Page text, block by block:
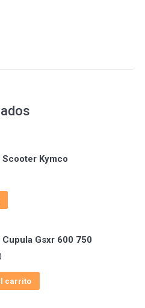
Scooter Kymco
Cupula Gsxr 600 750
carrito